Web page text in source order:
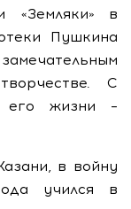
«Земляки» в
Пушкина
С
его жизни –
в войну
учился в